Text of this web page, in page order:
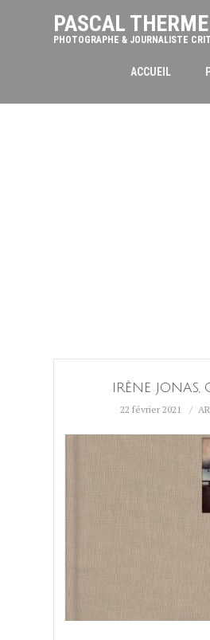
PASCAL THERME
PHOTOGRAPHE & JOURNALISTE
ACCUEIL
IRÈNE JONAS,
22 février 2021